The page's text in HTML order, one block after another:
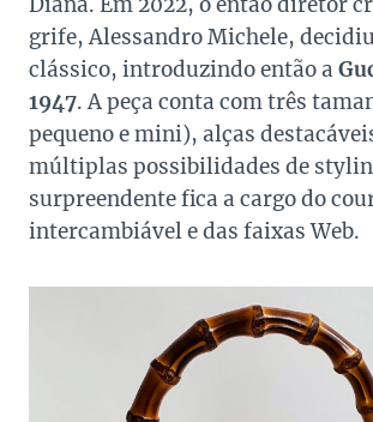
grife, Alessandro Michele,
clássico, introduzindo então a
1947. A peça conta com três
pequeno e mini), alças
múltiplas possibilidades de
surpreendente fica a cargo do
intercambiável e das faixas Web.